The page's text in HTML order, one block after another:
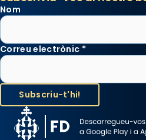
Nom
Correu electrònic *